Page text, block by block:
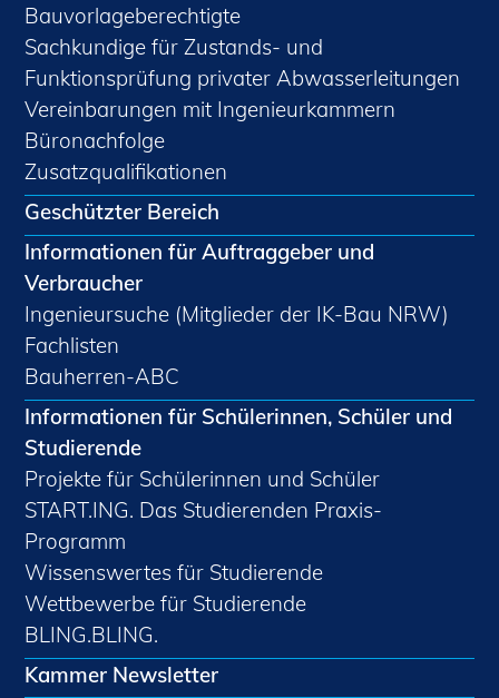
Bauvorlageberechtigte
Sachkundige für Zustands- und
Funktionsprüfung privater Abwasserleitungen
Vereinbarungen mit Ingenieurkammern
Büronachfolge
Zusatzqualifikationen
Geschützter Bereich
Informationen für Auftraggeber und
Verbraucher
Ingenieursuche (Mitglieder der IK-Bau NRW)
Fachlisten
Bauherren-ABC
Informationen für Schülerinnen, Schüler und
Studierende
Projekte für Schülerinnen und Schüler
START.ING. Das Studierenden Praxis-
Programm
Wissenswertes für Studierende
Wettbewerbe für Studierende
BLING.BLING.
Kammer Newsletter